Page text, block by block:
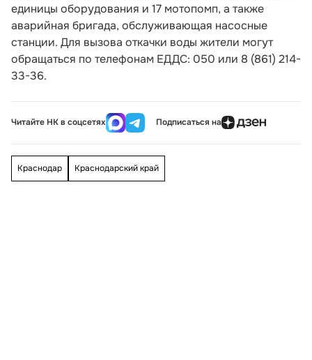
единицы оборудования и 17 мотопомп, а также
аварийная бригада, обслуживающая насосные
станции. Для вызова откачки воды жители могут
обращаться по телефонам ЕДДС: 050 или 8 (861) 214-
33-36.
Читайте НК в соцсетях Подписаться на
Краснодар Краснодарский край